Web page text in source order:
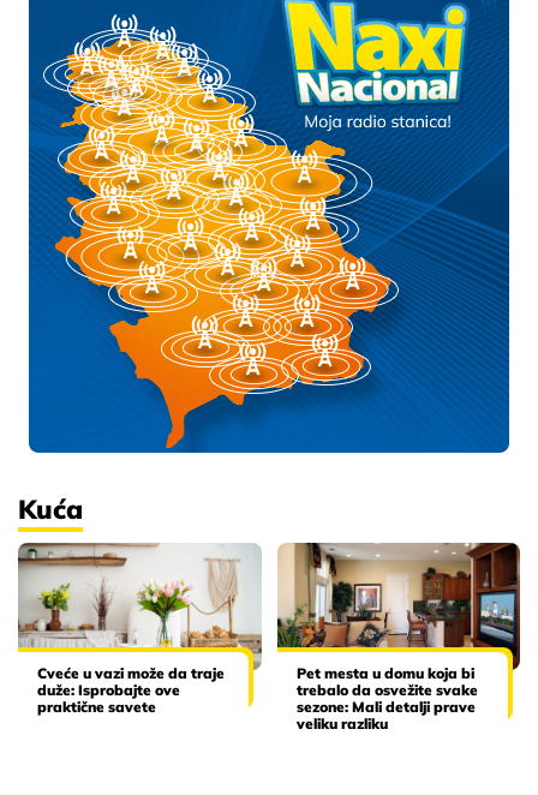
Kuća
Cveće u vazi može da traje
duže: Isprobajte ove
praktične savete
Pet mesta u domu koja bi
trebalo da osvežite svake
sezone: Mali detalji prave
veliku razliku